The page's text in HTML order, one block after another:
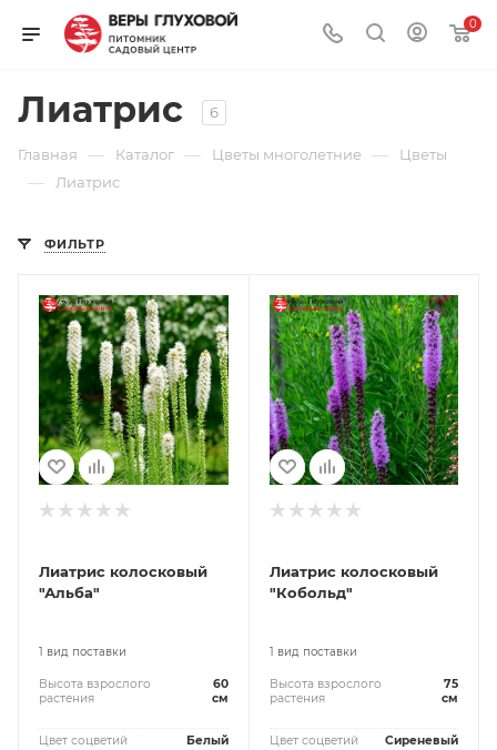
0
Лиатрис 6
Главная — Каталог — Цветы многолетние — Цветы
— Лиатрис
ФИЛЬТР
Лиатрис колосковый
"Альба"
1 вид поставки
Высота взрослого
растения
60
см
Цвет соцветий Белый
Лиатрис колосковый
"Кобольд"
1 вид поставки
Высота взрослого
растения
75
см
Цвет соцветий Сиреневый